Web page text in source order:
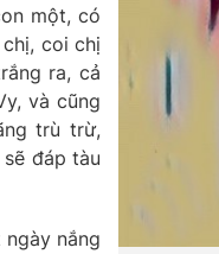
một, có
coi chị
ra, cả
và cũng
trù trừ,
đáp tàu
nắng